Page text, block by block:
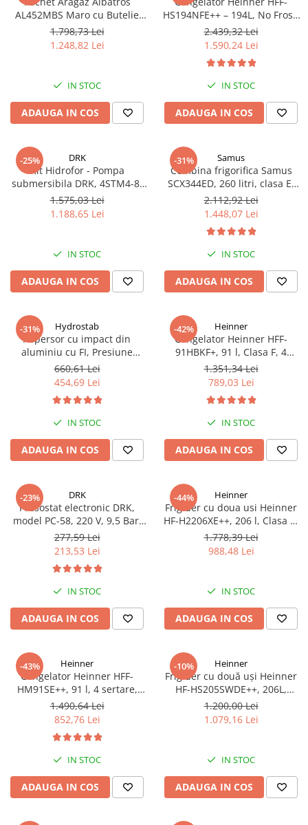
AL452MBS Maro cu Butelie
GPL 26L și Regulator Gaz – 4
Arzătoare pe Gaz, Cuptor pe
Gaz, Siguranță Plită + Cuptor,
Grătar Cuptor
1.798,73 Lei
1.248,82 Lei
IN STOC
ADAUGA IN COS
HS194NFE++ – 194L, No Frost,
6 Compartimente, Control
Electronic
2.439,32 Lei
1.590,24 Lei
IN STOC
ADAUGA IN COS
-25% DRK
Kit Hidrofor - Pompa
submersibila DRK, 4STM4-8,
putere 1.8 kW, debit 5m3/h, 8
turbine + Vas de expansiune
100 L, racord 5 cai, supapa de
1.575,03 Lei
1.188,65 Lei
IN STOC
ADAUGA IN COS
-31% Samus
Combina frigorifica Samus
SCX344ED, 260 litri, clasa E,
inaltime 180 cm, dozator de
apa, termostat reglabil, usi
reversibile, lumina interioara
tip LED, picioare reglabile,
argintie
2.112,92 Lei
1.448,07 Lei
IN STOC
ADAUGA IN COS
-31% Hydrostab
Aspersor cu impact din
aluminiu cu FI, Presiune
(bar)1.5-5, Diametru de
aspersie (m)32-58
660,61 Lei
454,69 Lei
IN STOC
ADAUGA IN COS
-42% Heinner
Congelator Heinner HFF-
91HBKF+, 91 l, Clasa F, 4
sertare, Control mecanic, H 85
cm, Negru
1.351,34 Lei
789,03 Lei
IN STOC
ADAUGA IN COS
-23% DRK
Presostat electronic DRK,
model PC-58, 220 V, 9,5 Bar,
1Kw, 10A
277,59 Lei
213,53 Lei
IN STOC
ADAUGA IN COS
-44% Heinner
Frigider cu doua usi Heinner
HF-H2206XE++, 206 l, Clasa E,
lumina LED, 3 rafturi de sticla,
H 143 cm, Inox
1.778,39 Lei
988,48 Lei
IN STOC
ADAUGA IN COS
-43% Heinner
Congelator Heinner HFF-
HM91SE++, 91 l, 4 sertare,
Control mecanic, Clasa E, H 85
cm, Argintiu
1.490,64 Lei
852,76 Lei
IN STOC
ADAUGA IN COS
-10% Heinner
Frigider cu două uși Heinner
HF-HS205SWDE++, 206L,
Dozator de apă, Clasa E,
Argintiu
1.200,00 Lei
1.079,16 Lei
IN STOC
ADAUGA IN COS